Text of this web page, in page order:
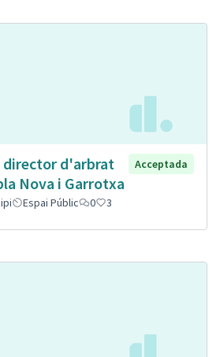
director d'arbrat
Nova i Garrotxa
Acceptada
Espai Públic 0 3